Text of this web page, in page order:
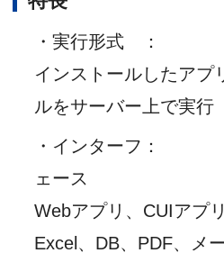
・実行形式
：
インストールしたアプ
ルをサーバー上で実行
・インターフ
ェース
：
Webアプリ、CUIアプ
Excel、DB、PDF、メ